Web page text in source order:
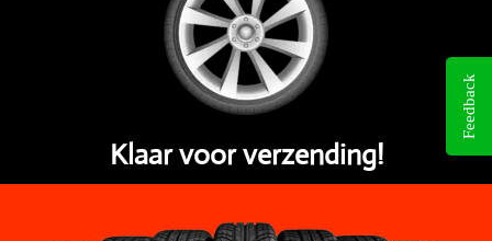
Klaar voor verzending!
Feedback